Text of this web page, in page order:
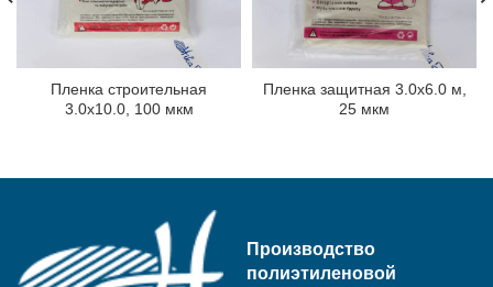
Пленка строительная
3.0х10.0, 100 мкм
Пленка защитная 3.0х6.0 м,
25 мкм
Производство
полиэтиленовой